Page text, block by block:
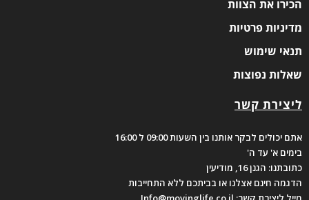
הכירו את הצוות
מדיניות פרטיות
תנאי שימוש
שאלות נפוצות
ליצירת קשר
אתם יכולים לבקר אותנו בין השעות 09:00 ל 16:00
בימים א' עד ה'
כתובתנו: הגנן 16, מודיעין
הדגמה חינם אצלנו או בביתכם ללא התחייבות